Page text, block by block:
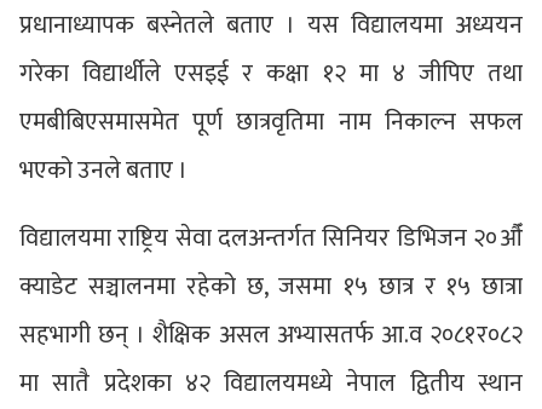
प्रधानाध्यापक बस्नेतले बताए । यस विद्यालयमा अध्ययन
गरेका विद्यार्थीले एसइई र कक्षा १२ मा ४ जीपिए तथा
एमबीबिएसमासमेत पूर्ण छात्रवृतिमा नाम निकाल्न सफल
भएको उनले बताए ।
विद्यालयमा राष्ट्रिय सेवा दलअन्तर्गत सिनियर डिभिजन २०औँ
क्याडेट सञ्चालनमा रहेको छ, जसमा १५ छात्र र १५ छात्रा
सहभागी छन् । शैक्षिक असल अभ्यासतर्फ आ.व २०८१र०८२
मा सातै प्रदेशका ४२ विद्यालयमध्ये नेपाल द्वितीय स्थान